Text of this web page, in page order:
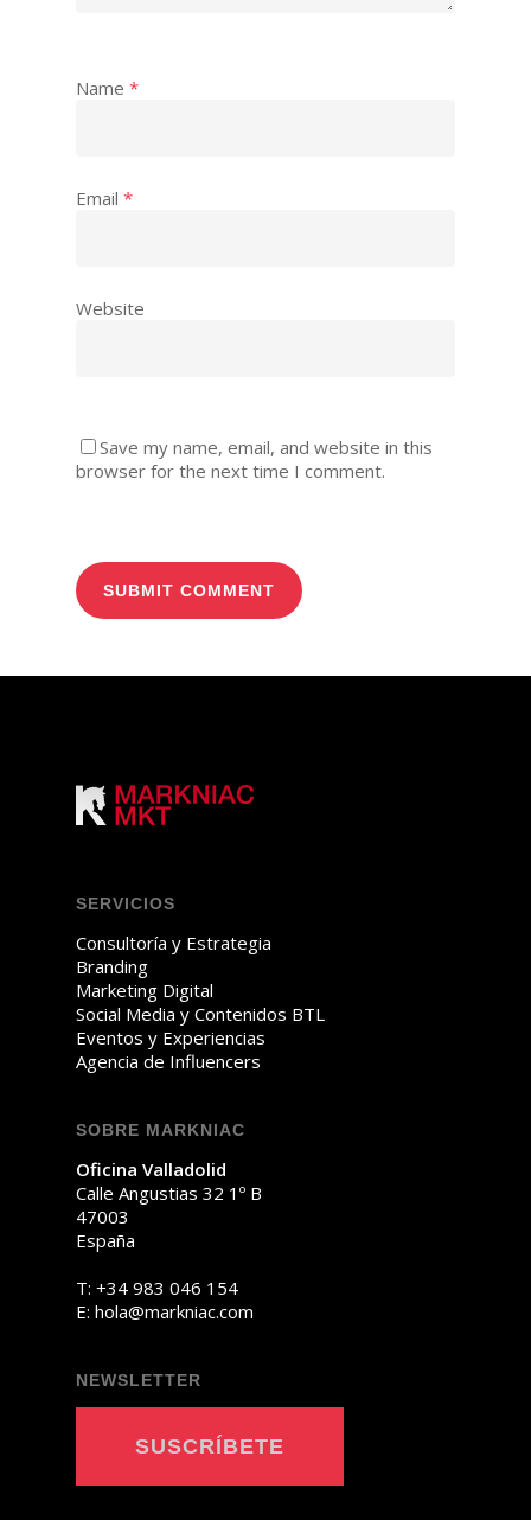
Name *
Email *
Website
Save my name, email, and website in this
browser for the next time I comment.
SERVICIOS
Consultoría y Estrategia
Branding
Marketing Digital
Social Media y Contenidos BTL
Eventos y Experiencias
Agencia de Influencers
SOBRE MARKNIAC
Oficina Valladolid
Calle Angustias 32 1º B
47003
España
T: +34 983 046 154
E:
moc.c
ainkr
am@al
oh
NEWSLETTER
SUSCRÍBETE